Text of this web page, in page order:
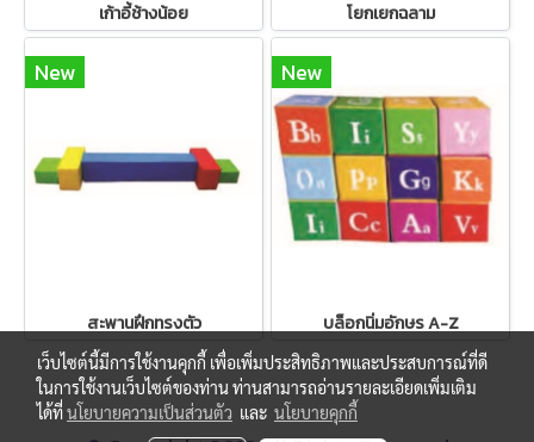
เก้าอี้ช้างน้อย โยกเยกฉลาม
New
สะพานฝึกทรงตัว
New
บล็อกนิ่มอักษร A-Z
เว็บไซต์นี้มีการใช้งานคุกกี้ เพื่อเพิ่มประสิทธิภาพและประสบการณ์ที่ดี
ในการใช้งานเว็บไซต์ของท่าน ท่านสามารถอ่านรายละเอียดเพิ่มเติม
ได้ที่นโยบายความเป็นส่วนตัว และ นโยบายคุกกี้